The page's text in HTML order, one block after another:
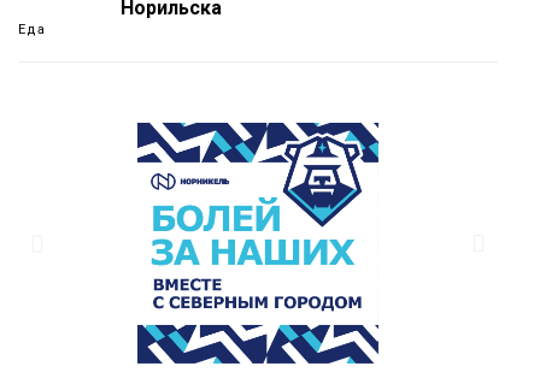
Еда
Норильска
помог сборной России взять золото в
футзальном турнире
Ленинский проспект частично закроют
в связи с Днём рождения «Башни»
«Домик Хоббитов» и «Самолёт в